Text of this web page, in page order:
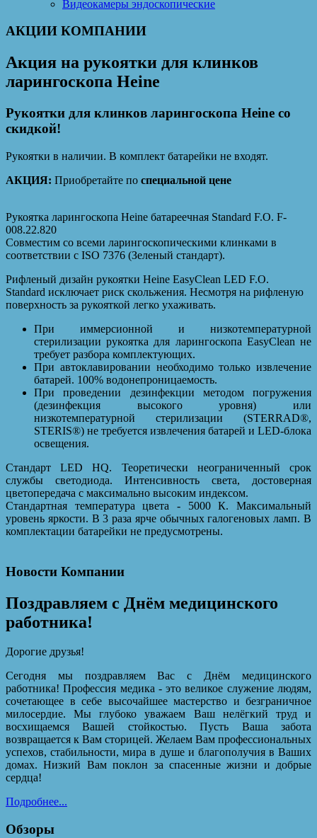
Видеокамеры эндоскопические
АКЦИИ КОМПАНИИ
Акция на рукоятки для клинков
ларингоскопа Heine
Рукоятки для клинков ларингоскопа Heine со
скидкой!
Рукоятки в наличии. В комплект батарейки не входят.
АКЦИЯ: Приобретайте по специальной цене
Рукоятка ларингоскопа Heine батареечная Standard F.O. F-
008.22.820
Совместим со всеми ларингоскопическими клинками в
соответствии с ISO 7376 (Зеленый стандарт).
Рифленый дизайн рукоятки Heine EasyClean LED F.O.
Standard исключает риск скольжения. Несмотря на рифленую
поверхность за рукояткой легко ухаживать.
При иммерсионной и низкотемпературной
стерилизации рукоятка для ларингоскопа EasyClean не
требует разбора комплектующих.
При автоклавировании необходимо только извлечение
батарей. 100% водонепроницаемость.
При проведении дезинфекции методом погружения
(дезинфекция высокого уровня) или
низкотемпературной стерилизации (STERRAD®,
STERIS®) не требуется извлечения батарей и LED-блока
освещения.
Стандарт LED HQ. Теоретически неограниченный срок
службы светодиода. Интенсивность света, достоверная
цветопередача с максимально высоким индексом.
Стандартная температура цвета - 5000 К. Максимальный
уровень яркости. В 3 раза ярче обычных галогеновых ламп. В
комплектации батарейки не предусмотрены.
Новости Компании
Поздравляем с Днём медицинского
работника!
Дорогие друзья!
Сегодня мы поздравляем Вас с Днём медицинского
работника! Профессия медика - это великое служение людям,
сочетающее в себе высочайшее мастерство и безграничное
милосердие. Мы глубоко уважаем Ваш нелёгкий труд и
восхищаемся Вашей стойкостью. Пусть Ваша забота
возвращается к Вам сторицей. Желаем Вам профессиональных
успехов, стабильности, мира в душе и благополучия в Ваших
домах. Низкий Вам поклон за спасенные жизни и добрые
сердца!
Подробнее...
Обзоры